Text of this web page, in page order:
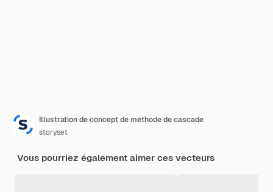
Illustration de concept de méthode de cascade
storyset
Vous pourriez également aimer ces vecteurs